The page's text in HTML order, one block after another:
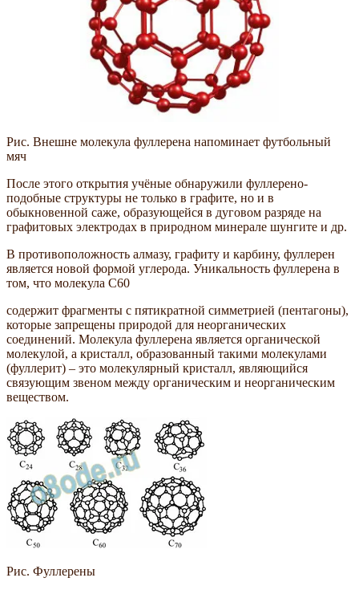
Рис. Внешне молекула фуллерена напоминает футбольный
мяч
После этого открытия учёные обнаружили фуллерено-
подобные структуры не только в графите, но и в
обыкновенной саже, образующейся в дуговом разряде на
графитовых электродах в природном минерале шунгите и др.
В противоположность алмазу, графиту и карбину, фуллерен
является новой формой углерода. Уникальность фуллерена в
том, что молекула С60
содержит фрагменты с пятикратной симметрией (пентагоны),
которые запрещены природой для неорганических
соединений. Молекула фуллерена является органической
молекулой, а кристалл, образованный такими молекулами
(фуллерит) – это молекулярный кристалл, являющийся
связующим звеном между органическим и неорганическим
веществом.
Рис. Фуллерены